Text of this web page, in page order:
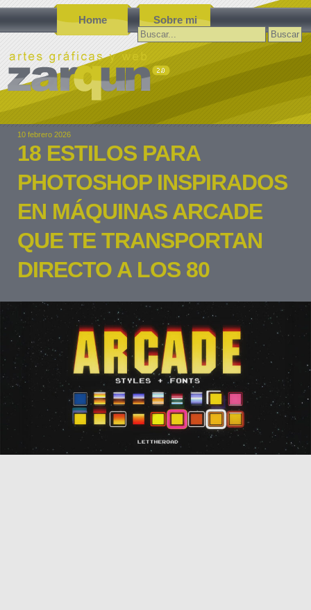
Home Sobre mi
Buscar:
10 febrero 2026
18 ESTILOS PARA
PHOTOSHOP INSPIRADOS
EN MÁQUINAS ARCADE
QUE TE TRANSPORTAN
DIRECTO A LOS 80